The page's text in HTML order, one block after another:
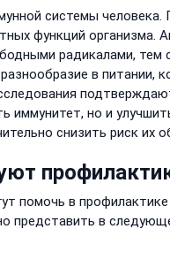
системы
функций организма.
радикалами, тем
в питании,
иммунитет, но и
снизить риск их
помочь в
представить в